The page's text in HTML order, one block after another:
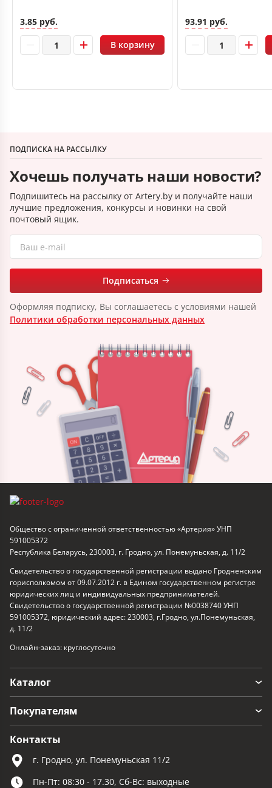
3.85 руб.
В корзину
93.91 руб.
ПОДПИСКА НА РАССЫЛКУ
Хочешь получать наши новости?
Подпишитесь на рассылку от Artery.by и получайте наши
лучшие предложения, конкурсы и новинки на свой
почтовый ящик.
Подписаться
Оформляя подписку, Вы соглашаетесь с условиями нашей
Политики обработки персональных данных
Общество с ограниченной ответственностью «Артерия» УНП
591005372
Республика Беларусь, 230003, г. Гродно, ул. Понемуньская, д. 11/2
Свидетельство о государственной регистрации выдано Гродненским
горисполкомом от 09.07.2012 г. в Едином государственном регистре
юридических лиц и индивидуальных предпринимателей.
Свидетельство о государственной регистрации №0038740 УНП
591005372, юридический адрес: 230003, г.Гродно, ул.Понемуньская,
д. 11/2
Онлайн-заказ: круглосуточно
Каталог
Покупателям
Контакты
г. Гродно, ул. Понемуньская 11/2
Пн-Пт: 08:30 - 17.30, Сб-Вс: выходные